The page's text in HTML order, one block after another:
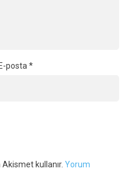
posta*
kullanır. Yorum